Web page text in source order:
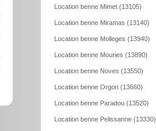
Location benne Mimet (13105)
Location benne Miramas (13140)
Location benne Molleges (13940)
Location benne Mouries (13890)
Location benne Noves (13550)
Location benne Orgon (13660)
Location benne Paradou (13520)
Location benne Pelissanne (13330)